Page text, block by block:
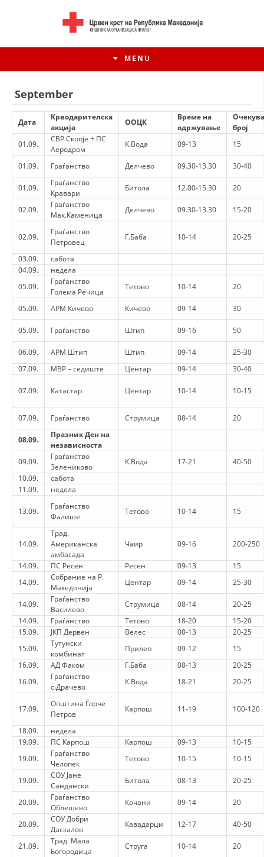
MENU
HISTORY OF MOVEMENT
ORGANISATION STRUCTURE
CONTACT INFO
MEMBERSHIP IN PROFESSIONAL STRUCTURES
LAW OF MACEDONIAN RED CROSS
ORGANIZATIONAL DEVELOPMENT
DISSEMINATION
INTERNATIONAL HUMANITARIAN LAW
PROMOTION OF HUMAN VALUES
USE AND PROTECTION OF THE EMBLEM
THE SOCIAL WELFARE ACTIVITY
DISASTER PREPAREDNESS AND RESPONSE
PUBLIC RELATIONS
RESEARCH OF PUBLIC OPINION
INTERNATIONAL COOPERATION
TRACING SERVICE
HEALTH PREVENTION
FIRST AID
BLOOD DONATION
VOLUNTEER MANAGEMENT
September
Дата
Крводарителска
акција
ООЦК
Време на
одржување
број
01.09.
СВР Скопје + ПС
Аеродром
К.Вода 09-13 15
01.09. Граѓанство Делчево 09.30-13.30 30-40
01.09.
Граѓанство
Кравари
Битола 12.00-15.30 20
02.09.
Граѓанство
Мак.Каменица
Делчево 09.30-13.30 15-20
02.09.
Граѓанство
Петровец
Г.Баба 10-14 20-25
03.09.
сабота
04.09.
недела
05.09.
Граѓанство
Голема Речица
Тетово 10-14 20
05.09. АРМ Кичево Кичево 09-14 30
05.09. Граѓанство Штип 09-16 50
06.09. АРМ Штип Штип 09-14
25-30
07.09.
МВР – седиште Центар 09-14 30-40
07.09. Катастар Центар 10-14 10-15
07.09. Граѓанство Струмица 08-14 20
08.09.
Празник Ден на
независноста
09.09.
Граѓанство
Зелениково
К.Вода 17-21
40-50
10.09.
сабота
11.09.
недела
13.09.
Граѓанство
Фалише
Тетово 10-14 15
14.09.
Трад.
Американска
амбасада
Чаир 09-16 200-250
14.09. ПС Ресен Ресен 09-13
15
14.09.
Собрание на Р.
Македонија
Центар 09-14 25-30
14.09.
Граѓанство
Василево
Струмица 08-14
20-25
14.09.
Граѓанство Тетово 18-20
15-20
15.09.
ЈКП Дервен Велес 08-13
20-25
15.09.
Тутунски
комбинат
Прилеп 09-12
15
16.09.
АД Факом Г.Баба 08-13
20-25
16.09.
Граѓанство
с.Драчево
К.Вода 18-21 20-25
17.09.
Општина Ѓорче
Петров
Карпош 11-19 100-120
18.09.
недела
19.09.
ПС Карпош Карпош 09-13
10-15
19.09.
Граѓанство
Челопек
Тетово 10-15 10-15
19.09.
СОУ Јане
Сандански
Битола 08-13 20-25
20.09.
Граѓанство
Облешево
Кочани 09-14 20
20.09.
СОУ Добри
Даскалов
Кавадарци 12-17 40-50
21.09.
Трад. Мала
Богородица
Струга 10-14
20